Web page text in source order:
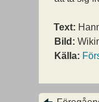
Text:
Bild:
Källa: